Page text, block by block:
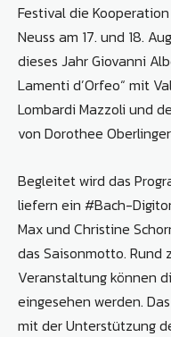
Festival die
Neuss am 17. und 18.
dieses Jahr Giovanni
Lamenti d’Orfeo“ mit
Lombardi Mazzoli und
von Dorothee
Begleitet wird das
liefern ein #Bach-
Max und Christine
das Saisonmotto. Rund
Veranstaltung können
eingesehen werden.
mit der Unterstützung